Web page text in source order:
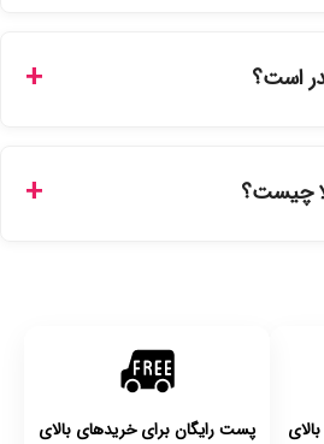
و دارای بچ‌کد قابل استعلام هستند.
است؟
انتخاب کنید و برای شهرستان‌ها بین یک الی ۳ روز کاری از طریق
چیست؟
پست رایگان برای خریدهای بالای